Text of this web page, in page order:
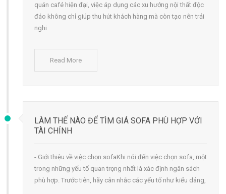
quán café hiện đại, việc áp dụng các xu hướng nội thất độc
đáo không chỉ giúp thu hút khách hàng mà còn tạo nên trải
nghi
Read More
LÀM THẾ NÀO ĐỂ TÌM GIÁ SOFA PHÙ HỢP VỚI
TÀI CHÍNH
- Giới thiệu về việc chọn sofaKhi nói đến việc chọn sofa, một
trong những yếu tố quan trọng nhất là xác định ngân sách
phù hợp. Trước tiên, hãy cân nhắc các yếu tố như kiểu dáng,